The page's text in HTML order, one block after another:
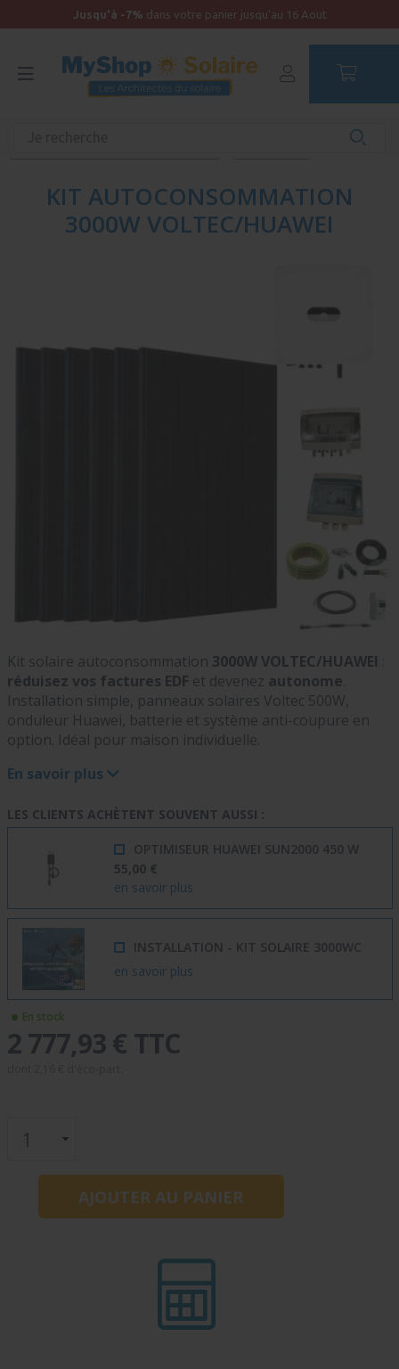
Jusqu'à -7% dans votre panier jusqu'au 16 Aout
KIT AUTOCONSOMMATION
3000W VOLTEC/HUAWEI
Kit solaire autoconsommation 3000W VOLTEC/HUAWEI :
réduisez vos factures EDF et devenez autonome.
Installation simple, panneaux solaires Voltec 500W,
onduleur Huawei, batterie et système anti-coupure en
option. Idéal pour maison individuelle.
En savoir plus
LES CLIENTS ACHÈTENT SOUVENT AUSSI :
OPTIMISEUR HUAWEI SUN2000 450 W
55,00 €
en savoir plus
INSTALLATION - KIT SOLAIRE 3000WC
en savoir plus
En stock
2 777,93 € TTC